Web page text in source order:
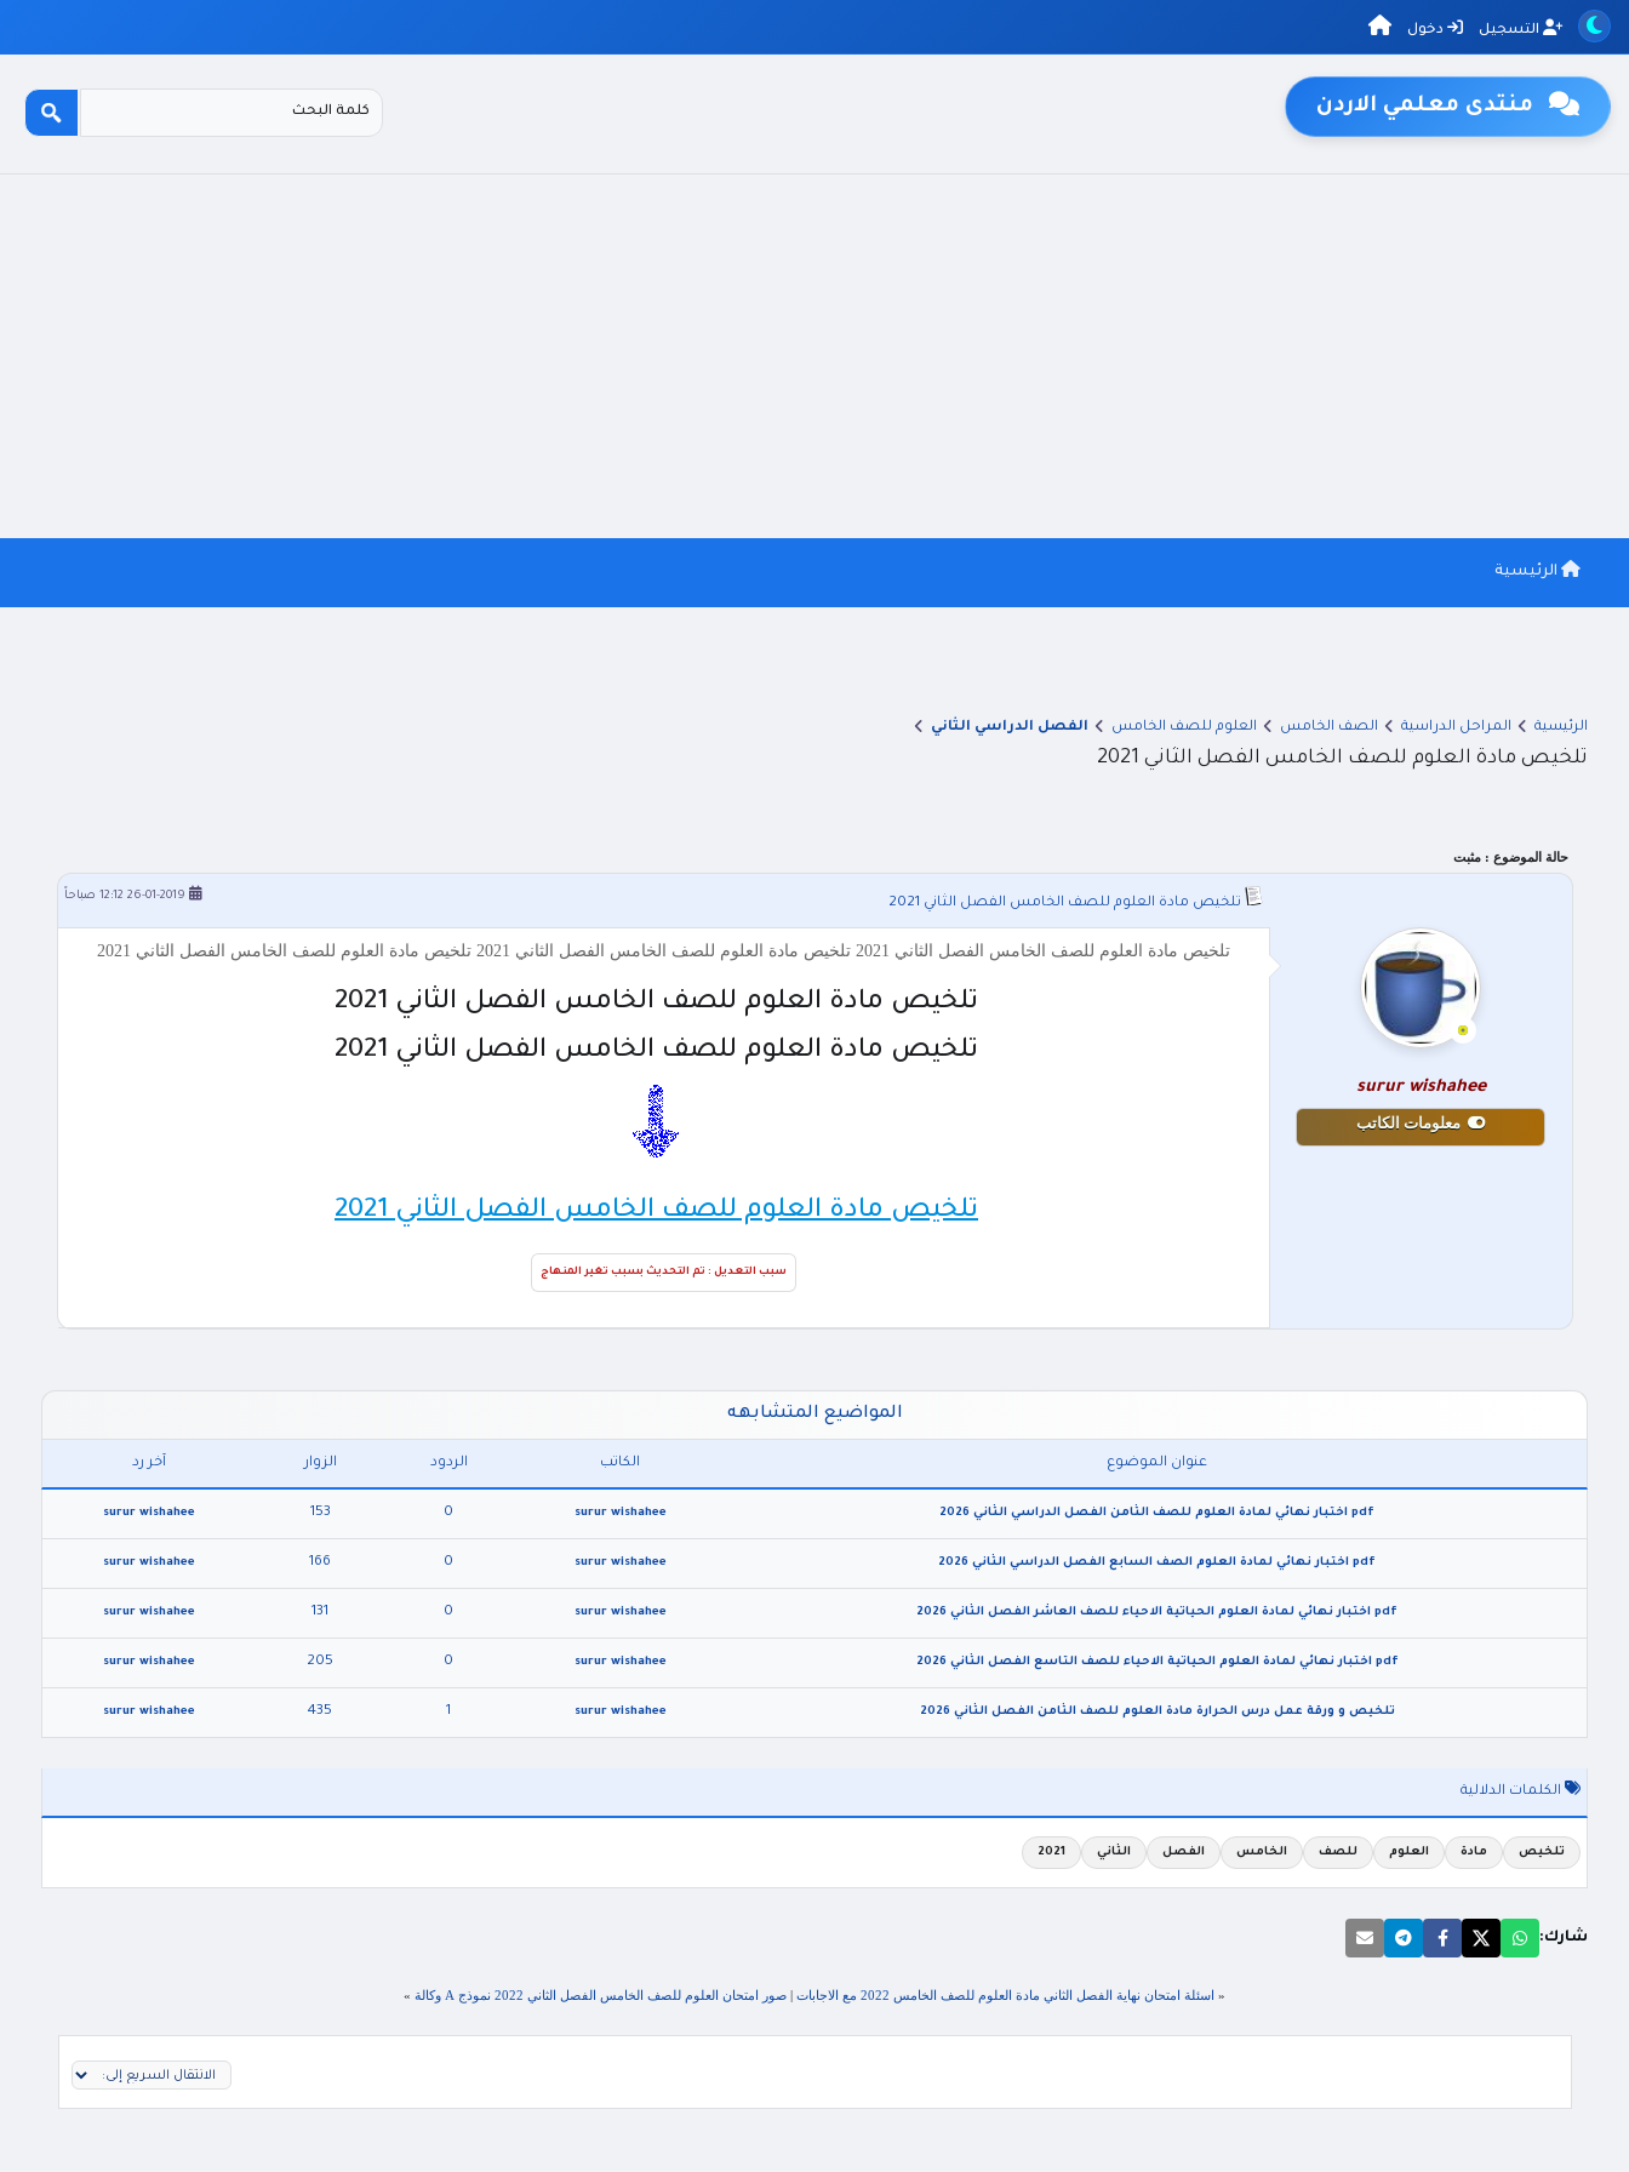
التسجيل دخول
منتدى معلمي الاردن
الرئيسية
الرئيسية المراحل الدراسية الصف الخامس العلوم للصف الخامس الفصل الدراسي الثاني
تلخيص مادة العلوم للصف الخامس الفصل الثاني 2021
حالة الموضوع : مثبت
تلخيص مادة العلوم للصف الخامس الفصل الثاني 2021 26-01-2019 12:12 صباحاً
surur wishahee
معلومات الكاتب
تلخيص مادة العلوم للصف الخامس الفصل الثاني 2021 تلخيص مادة العلوم للصف الخامس الفصل الثاني 2021 تلخيص مادة العلوم للصف الخامس الفصل الثاني 2021
تلخيص مادة العلوم للصف الخامس الفصل الثاني 2021
تلخيص مادة العلوم للصف الخامس الفصل الثاني 2021
تلخيص مادة العلوم للصف الخامس الفصل الثاني 2021
سبب التعديل : تم التحديث بسبب تغير المنهاج
المواضيع المتشابهه
عنوان الموضوع الكاتب الردود الزوار آخر رد
pdf اختبار نهائي لمادة العلوم للصف الثامن الفصل الدراسي الثاني 2026 surur wishahee
0
153
surur wishahee
pdf اختبار نهائي لمادة العلوم الصف السابع الفصل الدراسي الثاني 2026 surur wishahee
0
166
surur wishahee
pdf اختبار نهائي لمادة العلوم الحياتية الاحياء للصف العاشر الفصل الثاني 2026 surur wishahee
0
131
surur wishahee
pdf اختبار نهائي لمادة العلوم الحياتية الاحياء للصف التاسع الفصل الثاني 2026 surur wishahee
0
205
surur wishahee
تلخيص و ورقة عمل درس الحرارة مادة العلوم للصف الثامن الفصل الثاني 2026 surur wishahee
1
435
surur wishahee
الكلمات الدلالية
تلخيص مادة العلوم للصف الخامس الفصل الثاني 2021
شارك:
« اسئلة امتحان نهاية الفصل الثاني مادة العلوم للصف الخامس 2022 مع الاجابات | صور امتحان العلوم للصف الخامس الفصل الثاني 2022 نموذج A وكالة »